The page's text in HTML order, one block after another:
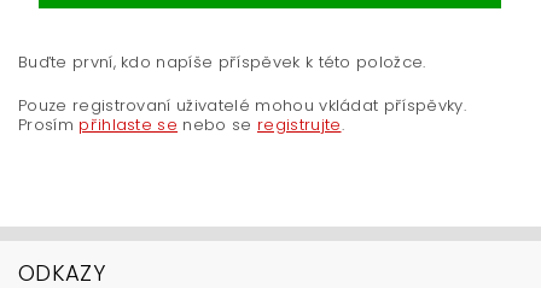
Buďte první, kdo napíše příspěvek k této položce.
Pouze registrovaní uživatelé mohou vkládat příspěvky.
Prosím přihlaste se nebo se registrujte.
ODKAZY